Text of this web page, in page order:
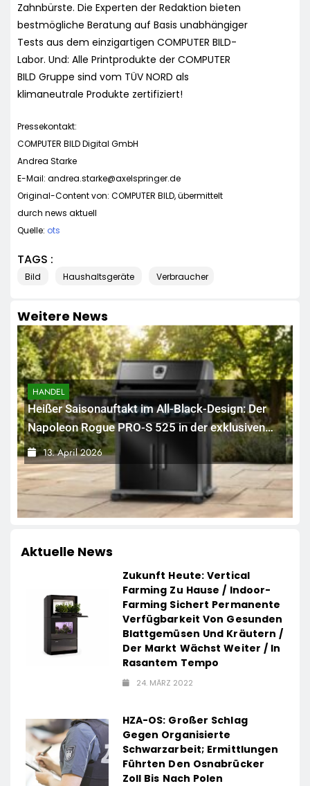
Zahnbürste. Die Experten der Redaktion bieten
bestmögliche Beratung auf Basis unabhängiger
Tests aus dem einzigartigen COMPUTER BILD-
Labor. Und: Alle Printprodukte der COMPUTER
BILD Gruppe sind vom TÜV NORD als
klimaneutrale Produkte zertifiziert!
Pressekontakt:
COMPUTER BILD Digital GmbH
Andrea Starke
E-Mail: andrea.starke@axelspringer.de
Original-Content von: COMPUTER BILD, übermittelt
durch news aktuell
Quelle: ots
TAGS :
Bild Haushaltsgeräte Verbraucher
Weitere News
HANDEL
Heißer Saisonauftakt im All-Black-Design: Der
Napoleon Rogue PRO-S 525 in der exklusiven
Grillfürst-Edition
13. April 2026
Aktuelle News
Zukunft Heute: Vertical
Farming Zu Hause / Indoor-
Farming Sichert Permanente
Verfügbarkeit Von Gesunden
Blattgemüsen Und Kräutern /
Der Markt Wächst Weiter / In
Rasantem Tempo
24. MÄRZ 2022
HZA-OS: Großer Schlag
Gegen Organisierte
Schwarzarbeit; Ermittlungen
Führten Den Osnabrücker
Zoll Bis Nach Polen